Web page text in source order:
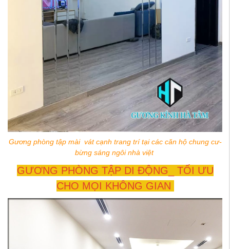
Gương phòng tập mài vát cạnh trang trí tại các căn hộ chung cư-
bừng sáng ngôi nhà việt
GƯƠNG PHÒNG TẬP DI ĐỘNG_ TỐI ƯU
CHO MỌI KHÔNG GIAN